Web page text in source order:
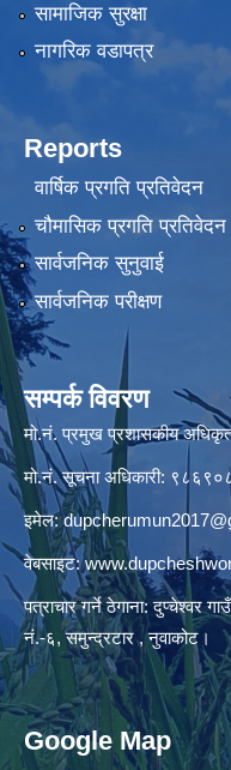
सामाजिक सुरक्षा
नागरिक वडापत्र
Reports
वार्षिक प्रगति प्रतिवेदन
चौमासिक प्रगति प्रतिवेदन
सार्वजनिक सुनुवाई
सार्वजनिक परीक्षण
सम्पर्क विवरण
मो.नं. प्रमुख प्रशासकीय
मो.नं. सूचना अधिकारी:
इमेल:
वेबसाइट:
पत्राचार गर्ने ठेगाना: दुप्चेश्वर
नं.-६, समुन्द्रटार , नुवाकोट।
Google Map